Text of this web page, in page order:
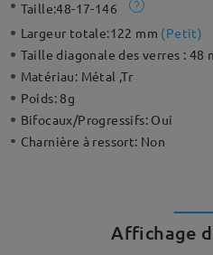
Taille:48-17-146
Largeur totale:122 mm (Petit)
Taille diagonale des verres : 48
Matériau: Métal ,Tr
Poids: 8g
Bifocaux/Progressifs: Oui
Charnière à ressort: Non
Affichage